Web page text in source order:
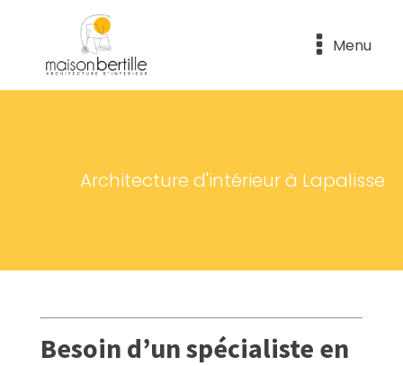
Menu
Architecture d'intérieur à Lapalisse
Besoin d’un spécialiste en